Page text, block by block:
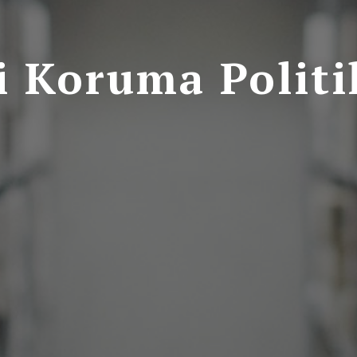
Koruma